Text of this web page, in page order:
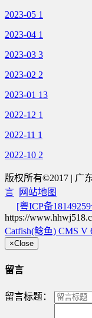
2023-05 1
2023-04 1
2023-03 3
2023-02 2
2023-01 13
2022-12 1
2022-11 1
2022-10 2
版权所有©2017 | 广
言
网站地图
[粤ICP备
https://
Catfish(鲶鱼) CMS V
×Close
留言
留言标题：